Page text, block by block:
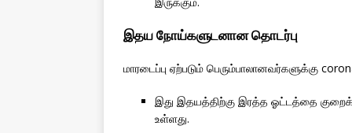
இதய நோய்களுடனான தொடர்பு
மாரடைப்பு ஏற்படும் பெரும்பாலானவர்களுக்கு
இது இதயத்திற்கு இரத்த ஓட்டத்தை
உள்ளது.